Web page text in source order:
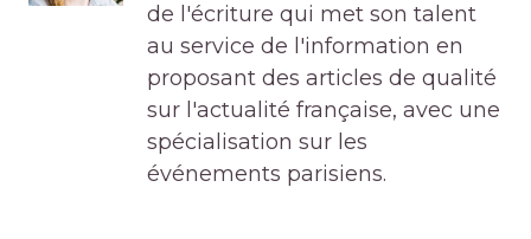
de l'écriture qui met son talent
au service de l'information en
proposant des articles de qualité
sur l'actualité française, avec une
spécialisation sur les
événements parisiens.